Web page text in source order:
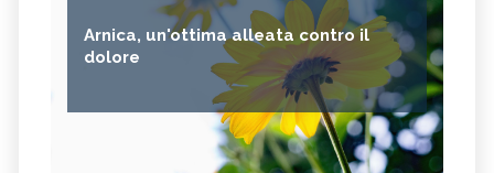
Arnica, un'ottima alleata contro il
dolore